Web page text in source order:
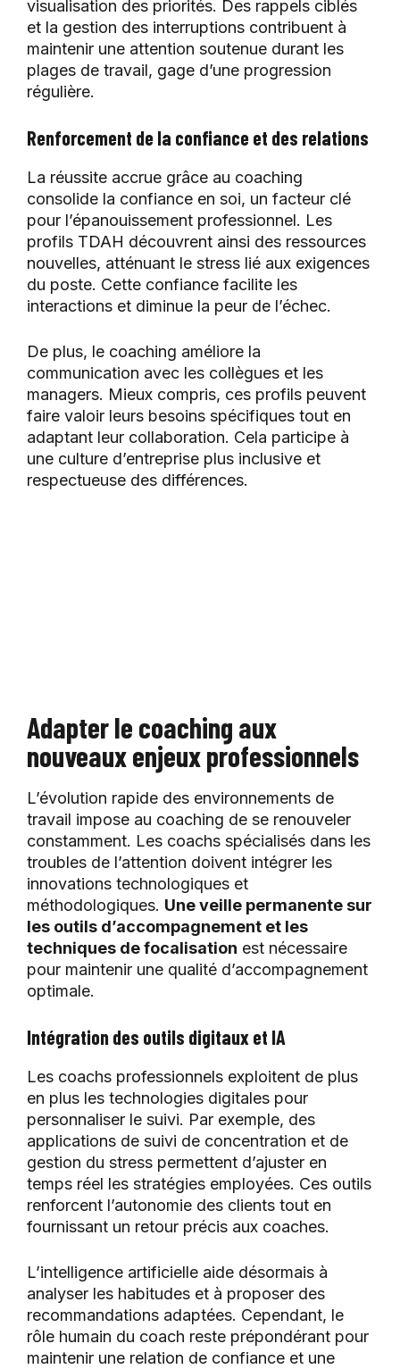
visualisation des priorités. Des rappels ciblés
et la gestion des interruptions contribuent à
maintenir une attention soutenue durant les
plages de travail, gage d’une progression
régulière.
Renforcement de la confiance et des relations
La réussite accrue grâce au coaching
consolide la confiance en soi, un facteur clé
pour l’épanouissement professionnel. Les
profils TDAH découvrent ainsi des ressources
nouvelles, atténuant le stress lié aux exigences
du poste. Cette confiance facilite les
interactions et diminue la peur de l’échec.
De plus, le coaching améliore la
communication avec les collègues et les
managers. Mieux compris, ces profils peuvent
faire valoir leurs besoins spécifiques tout en
adaptant leur collaboration. Cela participe à
une culture d’entreprise plus inclusive et
respectueuse des différences.
Adapter le coaching aux
nouveaux enjeux professionnels
L’évolution rapide des environnements de
travail impose au coaching de se renouveler
constamment. Les coachs spécialisés dans les
troubles de l’attention doivent intégrer les
innovations technologiques et
méthodologiques. Une veille permanente sur
les outils d’accompagnement et les
techniques de focalisation est nécessaire
pour maintenir une qualité d’accompagnement
optimale.
Intégration des outils digitaux et IA
Les coachs professionnels exploitent de plus
en plus les technologies digitales pour
personnaliser le suivi. Par exemple, des
applications de suivi de concentration et de
gestion du stress permettent d’ajuster en
temps réel les stratégies employées. Ces outils
renforcent l’autonomie des clients tout en
fournissant un retour précis aux coaches.
L’intelligence artificielle aide désormais à
analyser les habitudes et à proposer des
recommandations adaptées. Cependant, le
rôle humain du coach reste prépondérant pour
maintenir une relation de confiance et une